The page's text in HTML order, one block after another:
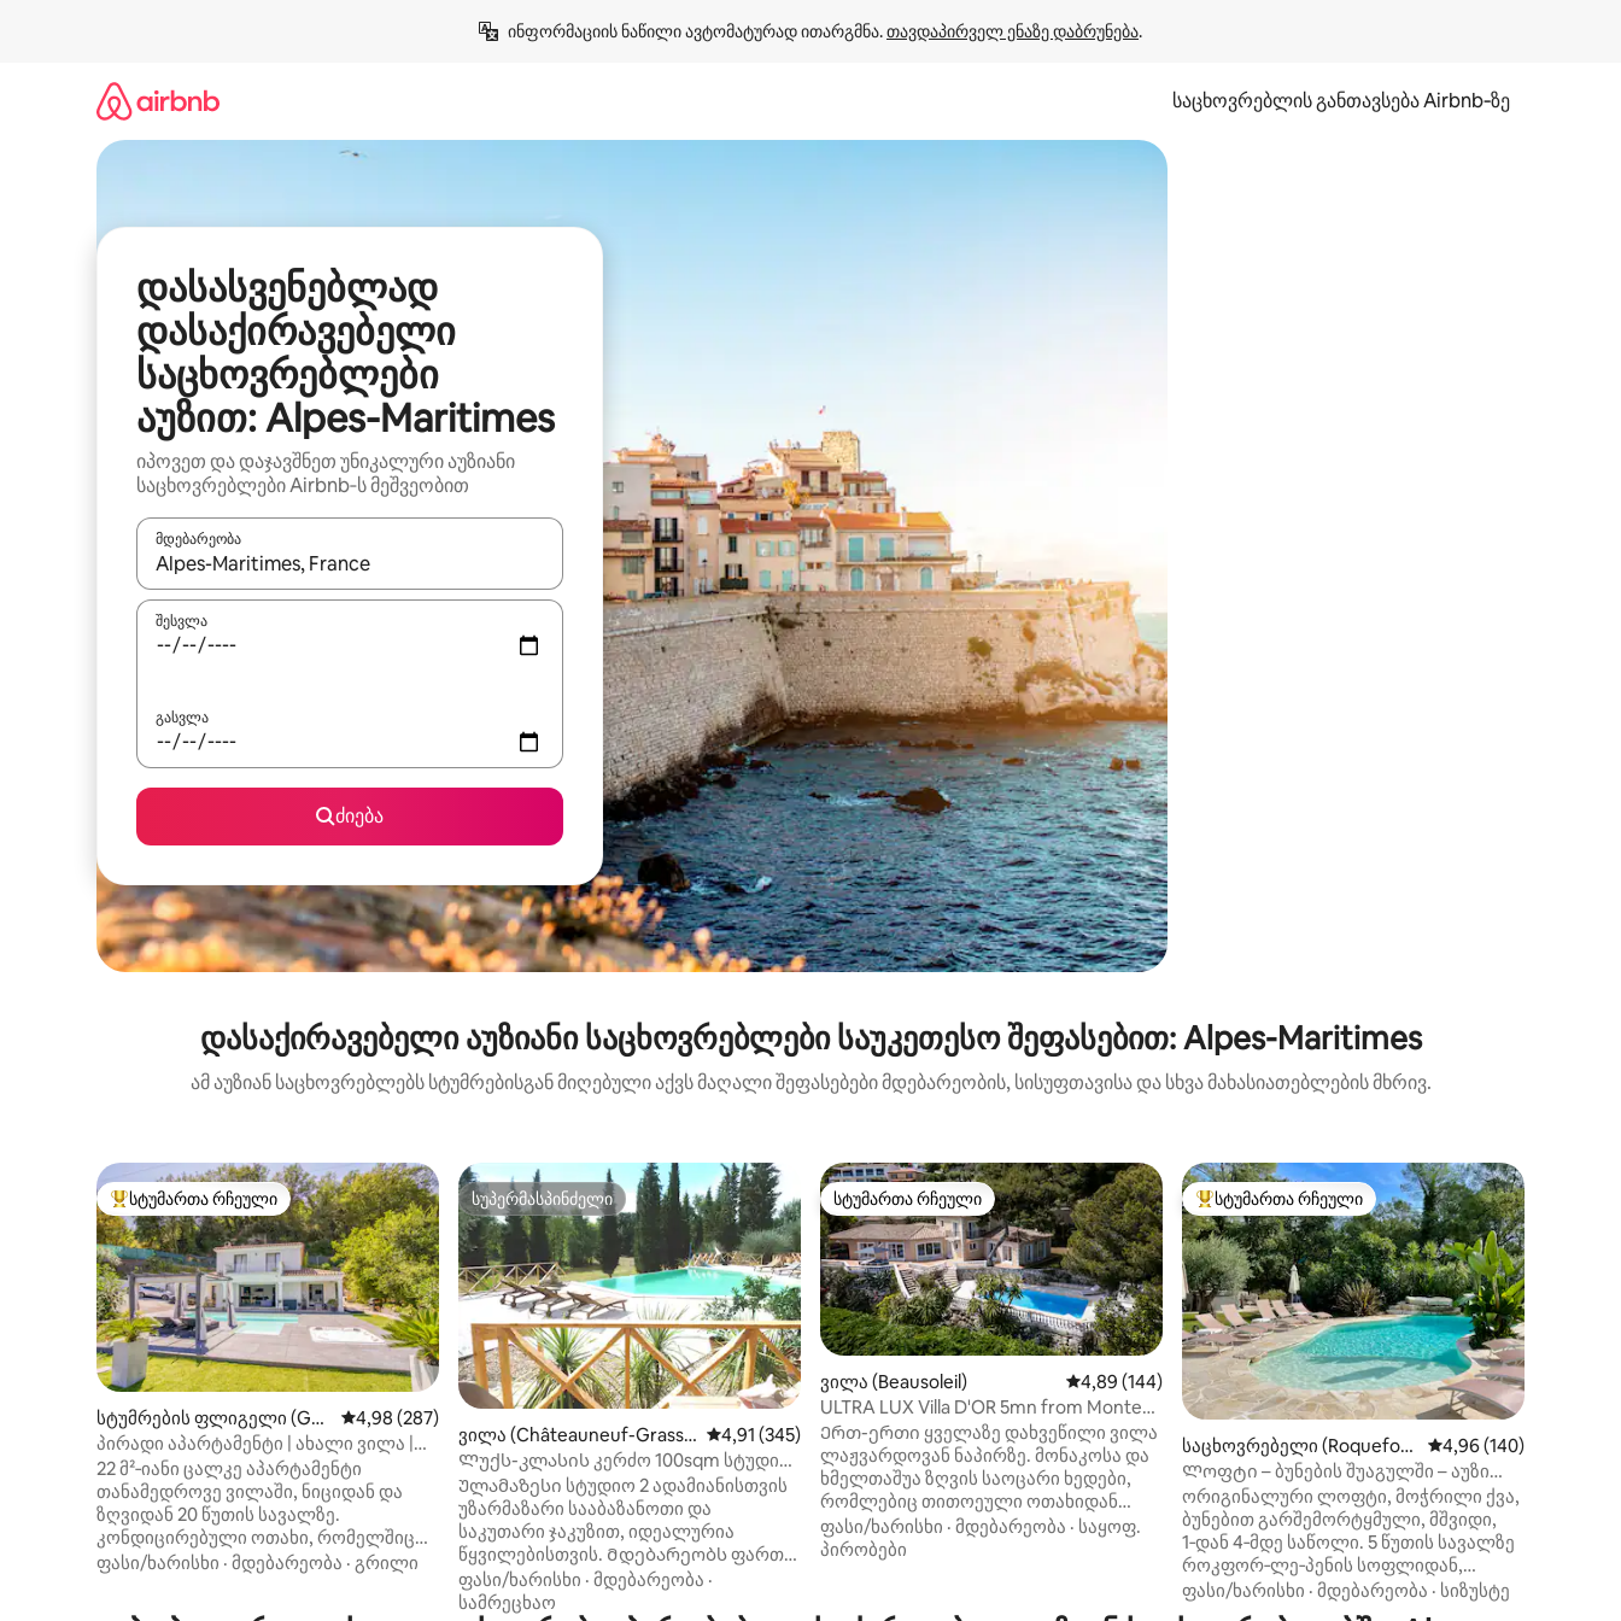
ინფორმაციის ნაწილი ავტომატურად ითარგმნა. თავდაპირველ ენაზე დაბრუნება.
საცხოვრებლის განთავსება Airbnb‑ზე
დასასვენებლად
დასაქირავებელი
საცხოვრებლები
აუზით: Alpes-Maritimes
იპოვეთ და დაჯავშნეთ უნიკალური აუზიანი
საცხოვრებლები Airbnb‑ს მეშვეობით
მდებარეობა
როცა შედეგები ხელმისაწვდომი გახდება, ნავიგაციისთვის გამოიყენეთ კლავიშები ზემოთ/ქვემოთ მიმართული ისრებით ან შეხებისა თუ თითის გასმის ჟესტები.
შესვლა
გასვლა
ძიება
დასაქირავებელი აუზიანი საცხოვრებლები საუკეთესო შეფასებით: Alpes-Maritimes
ამ აუზიან საცხოვრებლებს სტუმრებისგან მიღებული აქვს მაღალი შეფასებები მდებარეობის, სისუფთავისა და სხვა მახასიათებლების მხრივ.
სტუმართა რჩეული მოწინავე ვარიანტი
სტუმართა რჩეული
სტუმრების ფლიგელი (Gat
tières)
საშუალო შეფასებაა 5‑დან 4,98, 287 მიმოხილვა
4,98 (287)
პირადი აპარტამენტი | ახალი ვილა |
აუზი, ჯაკუზი და კონდიციონერი
22 მ²‑იანი ცალკე აპარტამენტი
თანამედროვე ვილაში, ნიციდან და
ზღვიდან 20 წუთის სავალზე.
კონდიცირებული ოთახი, რომელშიც
არის საშხაპე, ტუალეტი, გასახდელი
ფასი/ხარისხი · მდებარეობა · გრილი
სუპერმასპინძელი
სუპერმასპინძელი
ვილა (Châteauneuf-Grass
e)
საშუალო შეფასებაა 5‑დან 4,91, 345 მიმოხილვა
4,91 (345)
Ლუქს-კლასის კერძო 100sqm სტუდიო
უკიდეგანო აუზით
Ულამაზესი სტუდიო 2 ადამიანისთვის
უზარმაზარი სააბაზანოთი და
საკუთარი ჯაკუზით, იდეალურია
წყვილებისთვის. Მდებარეობს ფართო
საცხოვრებელში, რომელიც
გარშემორტყმულია 10 000 კვ.მ.
ფასი/ხარისხი · მდებარეობა ·
სამრეცხაო
სტუმართა რჩეული
სტუმართა რჩეული
ვილა (Beausoleil) საშუალო შეფასებაა 5‑დან 4,89, 144 მიმოხილვა
4,89 (144)
ULTRA LUX Villa D'OR 5mn from Monte
Carlo, Monaco
Ერთ-ერთი ყველაზე დახვეწილი ვილა
ლაჟვარდოვან ნაპირზე. მონაკოსა და
ხმელთაშუა ზღვის საოცარი ხედები,
რომლებიც თითოეული ოთახიდან
ჩანს, გარემო, გარე სივრცე
უზარმაზარი ბაღითა და აუზით,
საყოფაცხოვრებო პირობები მოიცავს:
ფასი/ხარისხი · მდებარეობა · საყოფ.
პირობები
სტუმართა რჩეული მოწინავე ვარიანტი
სტუმართა რჩეული
საცხოვრებელი (Roquefort
-les-Pins)
საშუალო შეფასებაა
4,96 (140)
Ლოფტი – ბუნების შუაგულში – აუზი
გათბობით - საუნა
ორიგინალური ლოფტი, მოჭრილი ქვა,
ბუნებით გარშემორტყმული, მშვიდი,
1‑დან 4‑მდე საწოლი. 5 წუთის სავალზე
როკფორ‑ლე‑პენის სოფლიდან,
15 წუთის სავალზე ვალბონიდან,
20 წუთის სავალზე
ფასი/ხარისხი · მდებარეობა · სიზუსტე